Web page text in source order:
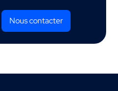
Nous contacter